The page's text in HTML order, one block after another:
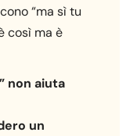
“ma sì tu
così ma è
non aiuta
un